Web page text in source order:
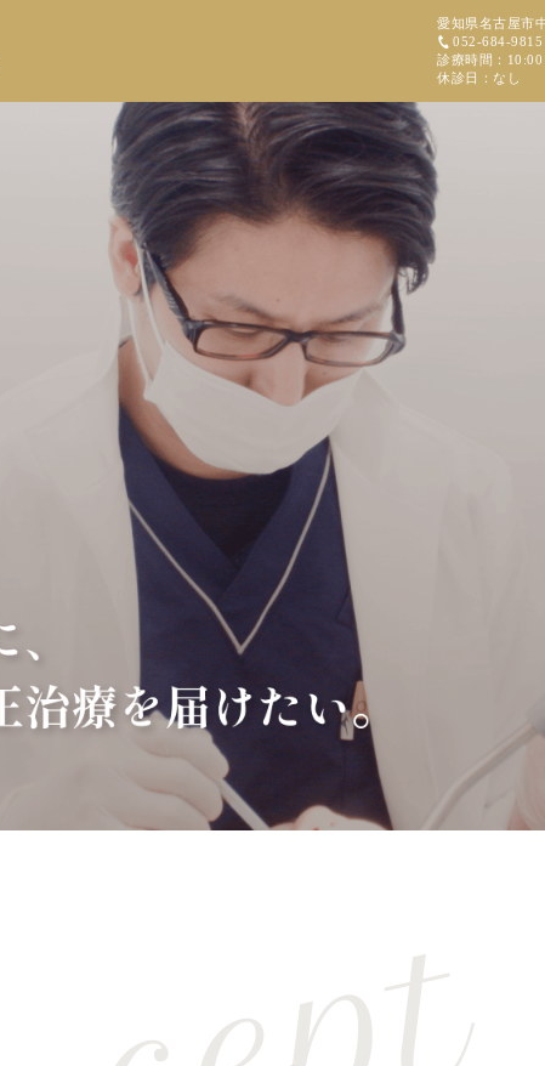
愛知県名古屋市
052-684-9815
診療時間：
休診日：なし